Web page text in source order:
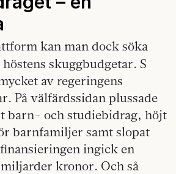
kan man dock söka
skuggbudgetar. S
av regeringens
På välfärdssidan plussade
barn- och studiebidrag, höjt
barnfamiljer samt slopat
ingick en
kronor. Och så